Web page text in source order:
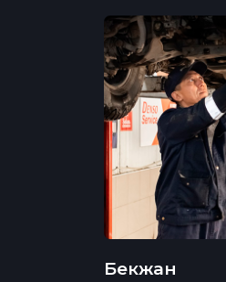
Бекжан
Способы оплаты
Наличный расчёт
Банковская карта
Безналичный рассчет